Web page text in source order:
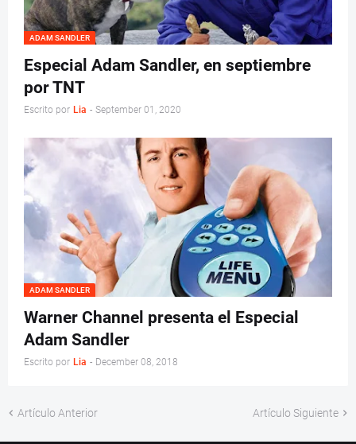
ADAM SANDLER
Especial Adam Sandler, en septiembre
por TNT
Escrito por Lia - September 01, 2020
ADAM SANDLER
Warner Channel presenta el Especial
Adam Sandler
Escrito por Lia - December 08, 2018
Artículo Anterior Artículo Siguiente